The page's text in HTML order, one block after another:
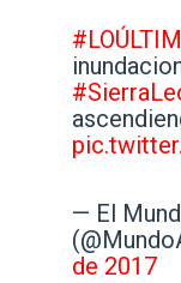
— El
de 2017